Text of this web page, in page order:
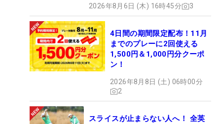
2026年8月6日 (木) 16時45分 3
4日間の期間限定配布！11月
までのプレーに2回使える
1,500円＆1,000円分クーポ
ン！
2026年8月8日 (土) 06時00分
2
スライスが止まらない人へ！ 全英